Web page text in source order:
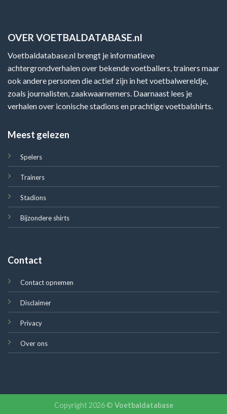
OVER VOETBALDATABASE.nl
Voetbaldatabase.nl brengt je informatieve
achtergrondverhalen over bekende voetballers, trainers maar
ook andere personen die actief zijn in het voetbalwereldje,
zoals journalisten, zaakwaarnemers. Daarnaast lees je
verhalen over iconische stadions en prachtige voetbalshirts.
Meest gelezen
Spelers
Trainers
Stadions
Bijzondere shirts
Contact
Contact opnemen
Disclaimer
Privacy
Over ons
Copyright 2026 © Voetbaldatabase